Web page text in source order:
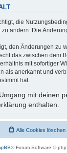
die
zu ändern. Die
den Änderungen zu
das zwischen dem
mit sofortiger
als anerkannt und
hat.
mit deinen
enthalten.
Alle Cookies löschen
® Forum Software ©